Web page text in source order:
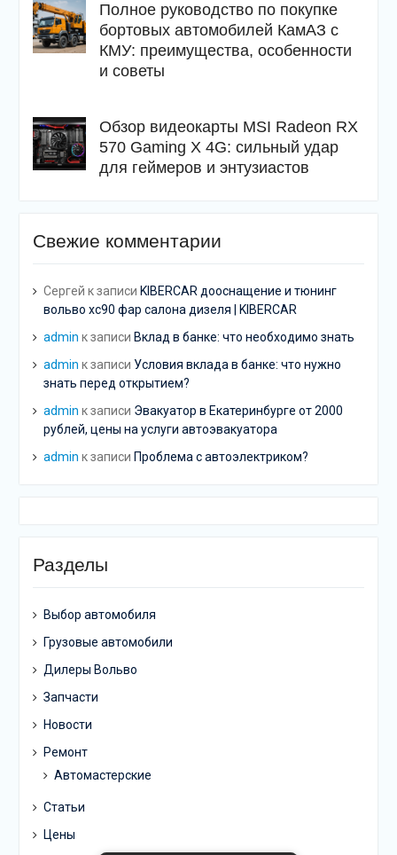
Полное руководство по покупке
бортовых автомобилей КамАЗ с
КМУ: преимущества, особенности
и советы
Обзор видеокарты MSI Radeon RX
570 Gaming X 4G: сильный удар
для геймеров и энтузиастов
Свежие комментарии
Сергей к записи KIBERCAR дооснащение и тюнинг
вольво хс90 фар салона дизеля | KIBERCAR
admin к записи Вклад в банке: что необходимо знать
admin к записи Условия вклада в банке: что нужно
знать перед открытием?
admin к записи Эвакуатор в Екатеринбурге от 2000
рублей, цены на услуги автоэвакуатора
admin к записи Проблема с автоэлектриком?
Разделы
Выбор автомобиля
Грузовые автомобили
Дилеры Вольво
Запчасти
Новости
Ремонт
Автомастерские
Статьи
Цены